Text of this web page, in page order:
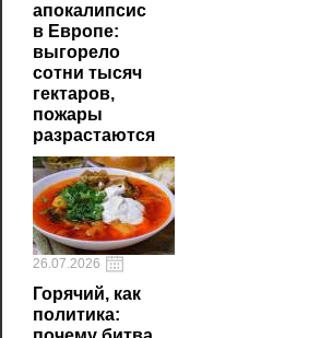
апокалипсис
в Европе:
выгорело
сотни тысяч
гектаров,
пожары
разрастаются
26.07.2026
Горячий, как
политика: